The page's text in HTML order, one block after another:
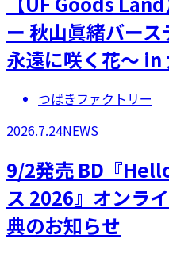
ー 秋山眞緒バー
永遠に咲く花～ in
つばきファクトリー
2026.7.24NEWS
9/2発売 BD『
ス 2026』オンラ
典のお知らせ